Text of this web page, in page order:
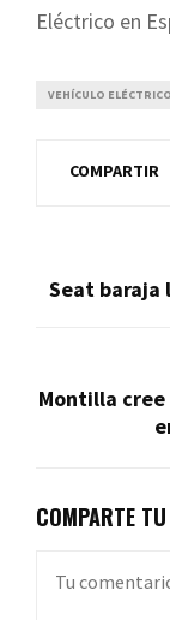
Eléctrico en
VEHÍCULO ELÉCTRICO
COMPARTIR
Seat baraja
Montilla
COMPARTE